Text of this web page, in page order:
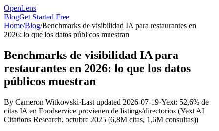
OpenLens
BlogGet Started Free
Home/Blog/Benchmarks de visibilidad IA para restaurantes en
2026: lo que los datos públicos muestran
Benchmarks de visibilidad IA para
restaurantes en 2026: lo que los datos
públicos muestran
By Cameron Witkowski·Last updated 2026-07-19·Yext: 52,6% de
citas IA en Foodservice provienen de listings/directorios (Yext AI
Citations Research, octubre 2025 (6,8M citas, 1,6M consultas))